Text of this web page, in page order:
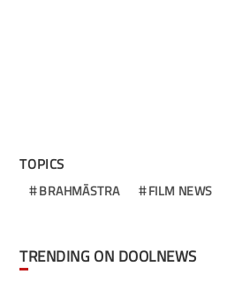
TOPICS
BRAHMĀSTRA FILM NEWS
TRENDING ON DOOLNEWS